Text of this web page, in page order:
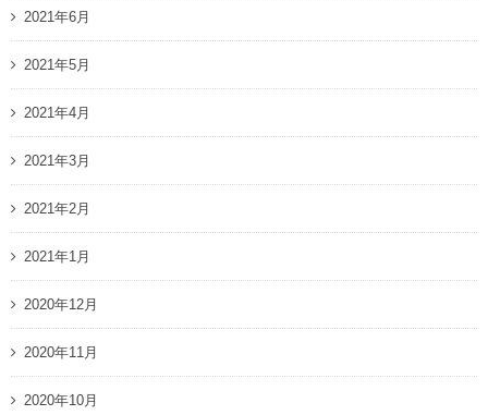
2021年6月
2021年5月
2021年4月
2021年3月
2021年2月
2021年1月
2020年12月
2020年11月
2020年10月